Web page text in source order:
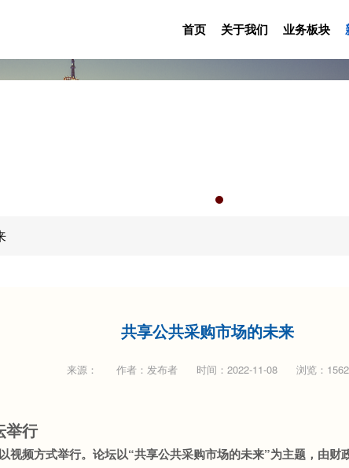
首页 关于我们 业务板块
共享公共采购市场的未来
来源： 作者：发布者 时间：2022-11-08 浏览：1562
举行
频方式举行。论坛以“共享公共采购市场的未来”为主题，由财